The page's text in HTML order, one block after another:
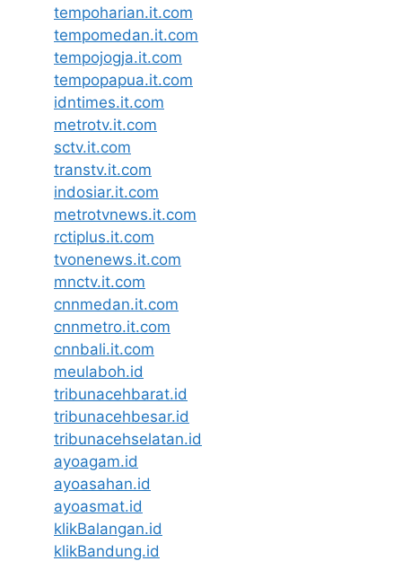
tempoharian.it.com
tempomedan.it.com
tempojogja.it.com
tempopapua.it.com
idntimes.it.com
metrotv.it.com
sctv.it.com
transtv.it.com
indosiar.it.com
metrotvnews.it.com
rctiplus.it.com
tvonenews.it.com
mnctv.it.com
cnnmedan.it.com
cnnmetro.it.com
cnnbali.it.com
meulaboh.id
tribunacehbarat.id
tribunacehbesar.id
tribunacehselatan.id
ayoagam.id
ayoasahan.id
ayoasmat.id
klikBalangan.id
klikBandung.id